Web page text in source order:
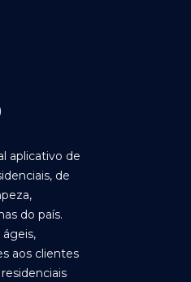
aplicativo de
de
do país.
aos clientes